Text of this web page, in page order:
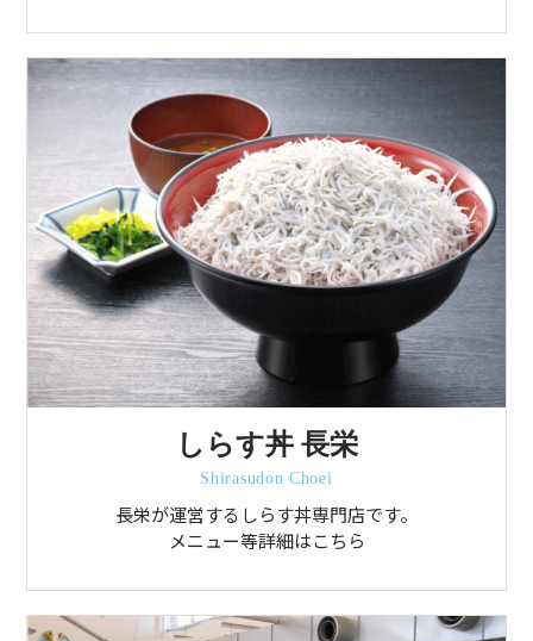
しらす丼 長栄
Shirasudon Choei
長栄が運営するしらす丼専門店です。
メニュー等詳細はこちら